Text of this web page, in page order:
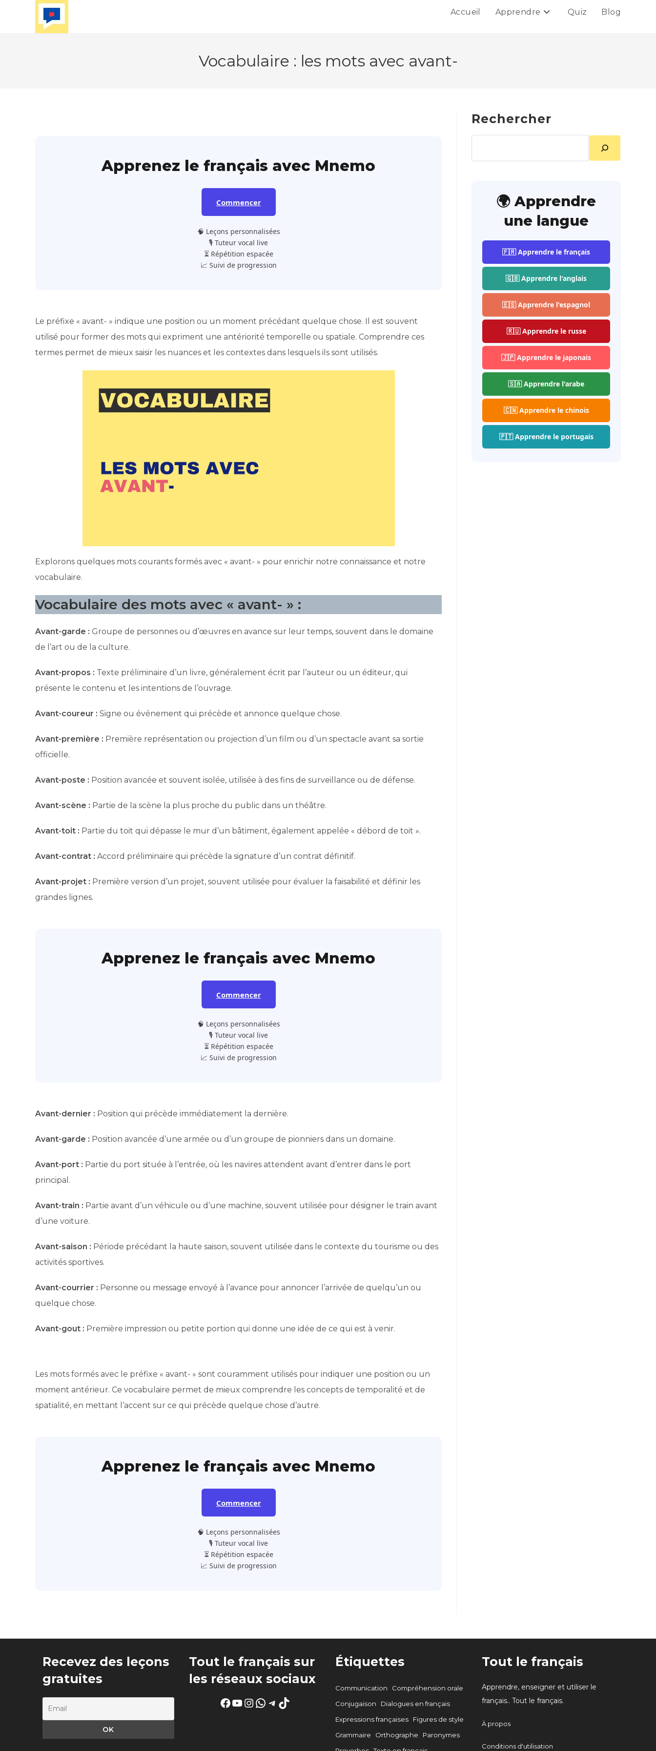
Accueil Apprendre Quiz Blog
Vocabulaire : les mots avec avant-
Apprenez le français avec Mnemo
Commencer
🧠 Leçons personnalisées
🎙️ Tuteur vocal live
⏳ Répétition espacée
📈 Suivi de progression
Le préfixe « avant- » indique une position ou un moment précédant quelque chose. Il est souvent
utilisé pour former des mots qui expriment une antériorité temporelle ou spatiale. Comprendre ces
termes permet de mieux saisir les nuances et les contextes dans lesquels ils sont utilisés.
Explorons quelques mots courants formés avec « avant- » pour enrichir notre connaissance et notre
vocabulaire.
Vocabulaire des mots avec « avant- » :
Avant-garde : Groupe de personnes ou d’œuvres en avance sur leur temps, souvent dans le domaine
de l’art ou de la culture.
Avant-propos : Texte préliminaire d’un livre, généralement écrit par l’auteur ou un éditeur, qui
présente le contenu et les intentions de l’ouvrage.
Avant-coureur : Signe ou événement qui précède et annonce quelque chose.
Avant-première : Première représentation ou projection d’un film ou d’un spectacle avant sa sortie
officielle.
Avant-poste : Position avancée et souvent isolée, utilisée à des fins de surveillance ou de défense.
Avant-scène : Partie de la scène la plus proche du public dans un théâtre.
Avant-toit : Partie du toit qui dépasse le mur d’un bâtiment, également appelée « débord de toit ».
Avant-contrat : Accord préliminaire qui précède la signature d’un contrat définitif.
Avant-projet : Première version d’un projet, souvent utilisée pour évaluer la faisabilité et définir les
grandes lignes.
Apprenez le français avec Mnemo
Commencer
🧠 Leçons personnalisées
🎙️ Tuteur vocal live
⏳ Répétition espacée
📈 Suivi de progression
Avant-dernier : Position qui précède immédiatement la dernière.
Avant-garde : Position avancée d’une armée ou d’un groupe de pionniers dans un domaine.
Avant-port : Partie du port située à l’entrée, où les navires attendent avant d’entrer dans le port
principal.
Avant-train : Partie avant d’un véhicule ou d’une machine, souvent utilisée pour désigner le train avant
d’une voiture.
Avant-saison : Période précédant la haute saison, souvent utilisée dans le contexte du tourisme ou des
activités sportives.
Avant-courrier : Personne ou message envoyé à l’avance pour annoncer l’arrivée de quelqu’un ou
quelque chose.
Avant-gout : Première impression ou petite portion qui donne une idée de ce qui est à venir.
Les mots formés avec le préfixe « avant- » sont couramment utilisés pour indiquer une position ou un
moment antérieur. Ce vocabulaire permet de mieux comprendre les concepts de temporalité et de
spatialité, en mettant l’accent sur ce qui précède quelque chose d’autre.
Apprenez le français avec Mnemo
Commencer
🧠 Leçons personnalisées
🎙️ Tuteur vocal live
⏳ Répétition espacée
📈 Suivi de progression
Rechercher
🌍 Apprendre
une langue
🇫🇷 Apprendre le français
🇬🇧 Apprendre l'anglais
🇪🇸 Apprendre l'espagnol
🇷🇺 Apprendre le russe
🇯🇵 Apprendre le japonais
🇸🇦 Apprendre l'arabe
🇨🇳 Apprendre le chinois
🇵🇹 Apprendre le portugais
Recevez des leçons
gratuites
Tout le français sur
les réseaux sociaux
Facebook
YouTube
Instagram
WhatsApp
Telegram
TikTok
Étiquettes
Communication
Compréhension orale
Conjugaison
Dialogues en français
Expressions françaises
Figures de style
Grammaire
Orthographe
Paronymes
Tout le français
Apprendre, enseigner et utiliser le
français.. Tout le français.
À propos
Conditions d'utilisation